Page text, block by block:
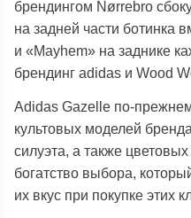
брендингом Nørrebro
на задней части ботинка
и «Mayhem» на заднике
брендинг adidas и Wood
Adidas Gazelle по-
культовых моделей
силуэта, а также
богатство выбора,
их вкус при покупке этих